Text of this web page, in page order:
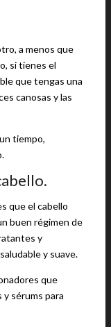
a menos que
si tienes el
que tengas una
canosas y las
tiempo,
que el cabello
buen régimen de
y
y suave.
que
sérums para